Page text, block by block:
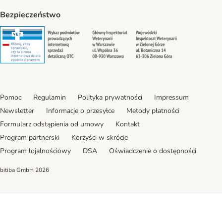
Bezpieczeństwo
Security Security Security
Pomoc Regulamin Polityka prywatności
Impressum
Newsletter
Informacje o przesyłce
Metody płatności
Formularz odstąpienia od umowy
Kontakt
Program partnerski
Korzyści w skrócie
Program lojalnościowy
DSA Oświadczenie o dostępności
bitiba GmbH 2026